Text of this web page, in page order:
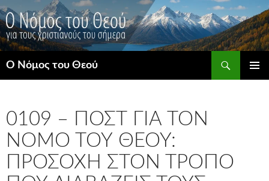
Μετάβαση
σε
περιεχόμενο
Ο Νόμος του Θεού
0109 – ΠΟΣΤ ΓΙΑ ΤΟΝ
ΝΌΜΟ ΤΟΥ ΘΕΟΎ:
ΠΡΟΣΟΧΉ ΣΤΟΝ ΤΡΌΠΟ